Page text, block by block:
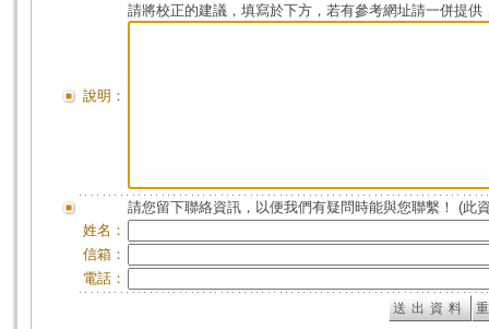
說明：
請將校正的建議，填寫於下方，若有參考網址請一併提供
請您留下聯絡資訊，以便我們有疑問時能與您聯繫！ (此
姓名：
信箱：
電話：